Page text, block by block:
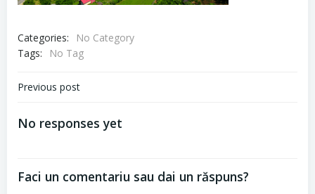
Categories:
No Category
Tags:
No Tag
Navigare
articole
Previous post
No responses yet
Faci un comentariu sau dai un răspuns?